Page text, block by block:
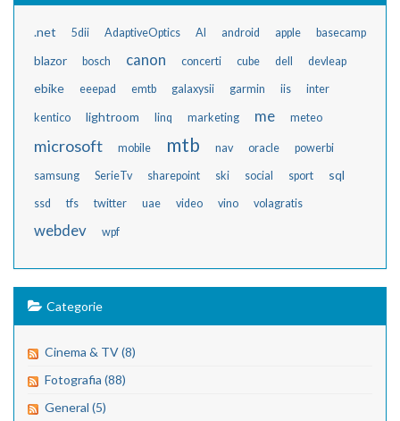
.net 5dii AdaptiveOptics AI android apple basecamp
blazor bosch canon concerti cube dell devleap
ebike eeepad emtb galaxysii garmin iis inter
kentico lightroom linq marketing me meteo
microsoft mobile mtb nav oracle powerbi
samsung SerieTv sharepoint ski social sport sql
ssd tfs twitter uae video vino volagratis
webdev wpf
Categorie
Cinema & TV (8)
Fotografia (88)
General (5)